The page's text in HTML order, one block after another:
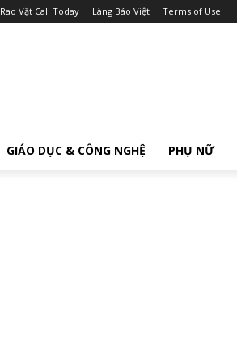
Rao Vặt Cali Today Làng Báo Việt Terms of Use
GIÁO DỤC & CÔNG NGHỆ PHỤ NỮ